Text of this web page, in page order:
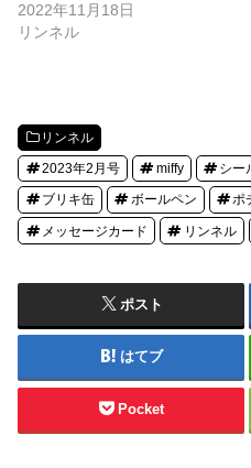
2022年11月18日
リンネル
リンネル
2023年2月号 miffy シー
ブリキ缶 ボールペン ポ
メッセージカード リンネル
ポスト
はてブ
Pocket